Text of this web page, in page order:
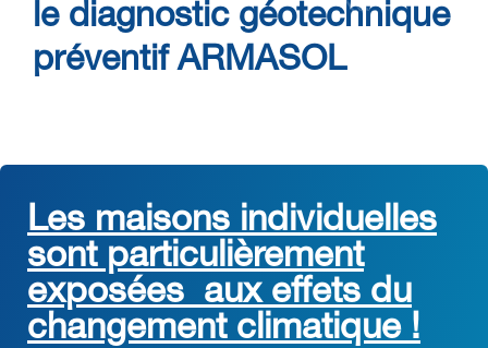
le diagnostic géotechnique
préventif ARMASOL
Les maisons individuelles
sont particulièrement
exposées aux effets du
changement climatique !